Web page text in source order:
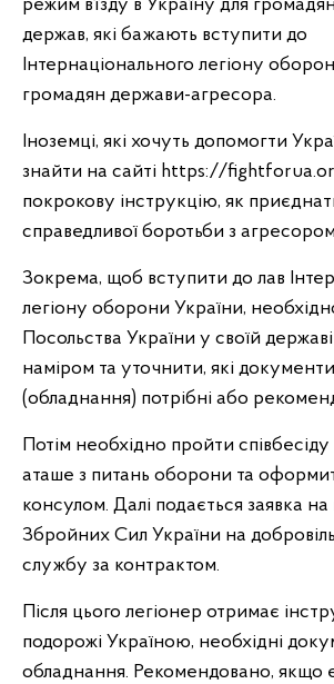
режим в’їзду в Україну для
держав, які бажають вступити до
Інтернаціонального легіону
громадян держави-агресора.
Іноземці, які хочуть допомогти
знайти на сайті https://
покрокову інструкцію, як
справедливої боротьби з
Зокрема, щоб вступити до лав
легіону оборони України,
Посольства України у своїй
наміром та уточнити, які
(обладнання) потрібні або
Потім необхідно пройти співбесіду
аташе з питань оборони та
консулом. Далі подається заявка
Збройних Сил України на
службу за контрактом.
Після цього легіонер отримає
подорожі Україною, необхідні
обладнання. Рекомендовано, якщо